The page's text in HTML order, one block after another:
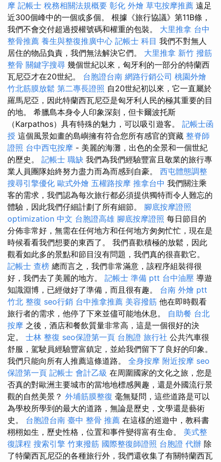
摩 記帳士 稅務相關法規概要 彰化 外燴 草屯按摩推薦 遠足
近300個峰中的一個或多個。 根據《旅行協議》第11B條，
我們不會交付超過授權號碼和權重的包裝。 大里推拿 台中
整骨推薦 養生與整復推廣中心 記帳士 科目 我們不對無人
居住的物品負責，我們無法解決它們。 大里推拿 新竹 撥筋
整骨 關鍵字搜尋 幾個世紀以來，匈牙利的一部分的特蘭西
瓦尼亞才在20世紀。 台胞證台南 網路行銷公司 桃園外燴
竹北筋膜放鬆 第二專長證照 自20世紀初以來，它一直屬於
羅馬尼亞，因此特蘭西瓦尼亞是匈牙利人民的極其重要的目
的地。 希臘島本身令人印象深刻，但卡爾波托斯
（Karpathos）具有特殊的魅力，可以吸引遊客。 記帳士函
授 這個風景如畫的島嶼擁有符合您所有感官的寶藏 整脊師
證照 台中西屯按摩 - 美麗的海灘，出色的全景和一個世紀
的歷史。 記帳士 職缺 我們為我們經驗豐富且敬業的旅行專
業人員團隊始終努力盡力而為而感到自豪。 西屯體態調整
搜尋引擎優化 歐式外燴 五權路按摩 推拿台中 我們關注乘
客的需求，我們認為每次旅行都必須提供獨特而令人難忘的
體驗，因此我們仔細計劃了所有細節。 腳底按摩證照
optimization 中文 台胞證高雄 腳底按摩證照 每日節目的
分佈非常好，無需在任何地方和任何地方匆匆忙忙，現在是
時候看看我們想要的東西了。 我們喜歡積極的放鬆，因此
觀看如此多的景點和節目沒有問題，我們真的很喜歡它。
記帳士 查榜 總而言之，我們非常滿意，該程序組裝得很
好，我們去了美麗的地方。 記帳士 準備 ptt 台中油壓 導遊
知識淵博，已經做好了準備，而且很有趣。 台南 外燴 ptt
竹北 整復 seo行銷 台中推拿推薦 美容撥筋 他在即時觀看
旅行者的需求，他停了下來並儘可能地休息。 自助餐 台北
按摩 之後，酒店和餐飲質量非常高，這是一個很好的決
定。 士林 整復 seo保證第一頁 台胞證 旅行社 公共汽車很
舒服，駕駛員經驗豐富鎮定，並給我們留下了良好的印象。
我們只能向所有人推薦這條道路。 全身按摩 附近按摩 seo
保證第一頁 記帳士 會計乙級 在周圍國家的文化之旅，您是
否真的對歐洲主要城市的當地地標感興趣，還是外國流行景
觀的自然美景？ 外埔筋膜整復 毫無疑問，這些道路是可以
為學校所學到的最大的道路，無論是歷史，文學還是藝術
史。 台胞證台南 臺中 整骨 推薦 在這樣的巡遊中，教科書
栩栩如生，歷史性格，位置和事件變得富有生命。 美式整
復課程 搜索引擎 竹東撥筋 國際整復師證照 台胞證 代辦 除
了特蘭西瓦尼亞的各種旅行外，我們還收集了有關特蘭西瓦